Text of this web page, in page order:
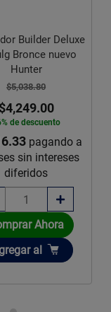
Builder Deluxe
Bronce nuevo
Hunter
$5,038.80
$4,249.00
de descuento
pagando a
sin intereses
diferidos
Ahora
al